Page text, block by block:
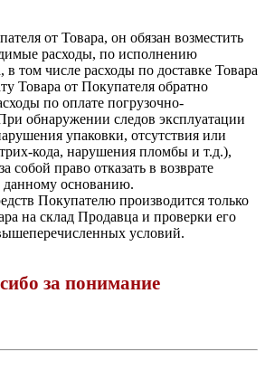
от Товара, он обязан возместить
расходы, по исполнению
в том числе расходы по доставке Товара
Товара от Покупателя обратно
по оплате погрузочно-
обнаружении следов эксплуатации
упаковки, отсутствия или
кода, нарушения пломбы и т.д.),
собой право отказать в возврате
данному основанию.
Покупателю производится только
на склад Продавца и проверки его
условий.
за понимание